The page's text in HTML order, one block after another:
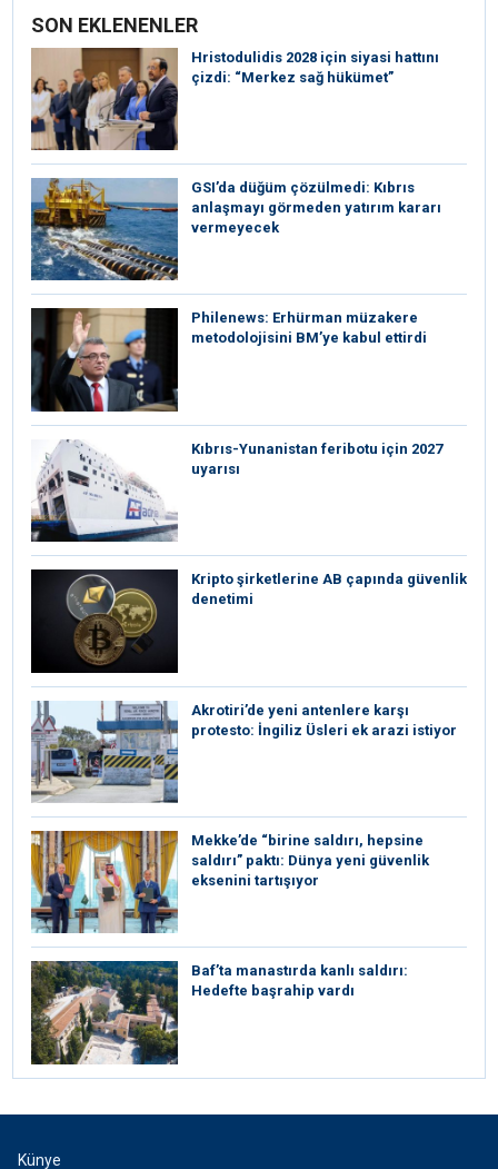
SON EKLENENLER
⁠Hristodulidis 2028 için siyasi hattını
çizdi: “Merkez sağ hükümet”
GSI’da düğüm çözülmedi: Kıbrıs
anlaşmayı görmeden yatırım kararı
vermeyecek
Philenews: Erhürman müzakere
metodolojisini BM’ye kabul ettirdi
Kıbrıs-Yunanistan feribotu için 2027
uyarısı
Kripto şirketlerine AB çapında güvenlik
denetimi
⁠Akrotiri’de yeni antenlere karşı
protesto: İngiliz Üsleri ek arazi istiyor
Mekke’de “birine saldırı, hepsine
saldırı” paktı: Dünya yeni güvenlik
eksenini tartışıyor
Baf’ta manastırda kanlı saldırı:
Hedefte başrahip vardı
Künye